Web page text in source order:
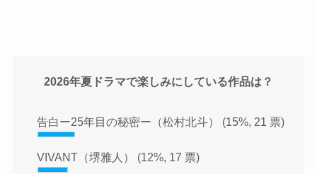
2026年夏ドラマで楽しみにしている作品は？
告白ー25年目の秘密ー（松村北斗） (15%, 21 票)
VIVANT（堺雅人） (12%, 17 票)